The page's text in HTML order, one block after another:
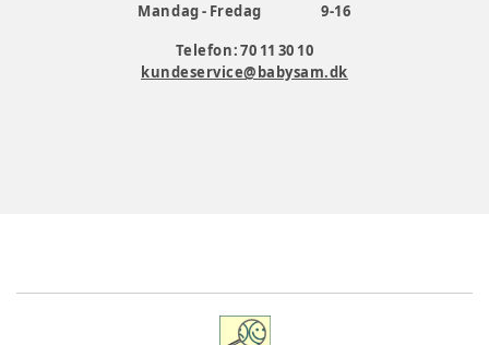
Mandag - Fredag
9-16
Telefon: 70 11 30 10
kundeservice@babysam.dk